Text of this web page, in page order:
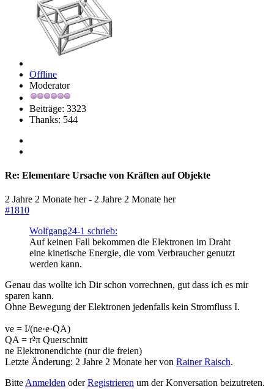
Offline
Moderator
Beiträge: 3323
Thanks: 544
Re: Elementare Ursache von Kräften auf Objekte
2 Jahre 2 Monate her- 2 Jahre 2 Monate her
#1810
Wolfgang24-1 schrieb:
Auf keinen Fall bekommen die Elektronen im Draht
eine kinetische Energie, die vom Verbraucher genutzt
werden kann.
Genau das wollte ich Dir schon vorrechnen, gut dass ich es mir
sparen kann.
Ohne Bewegung der Elektronen jedenfalls kein Stromfluss I.
ve = I/(ne·e·QA)
QA = r²π Querschnitt
ne Elektronendichte (nur die freien)
Letzte Änderung: 2 Jahre 2 Monate her von Rainer Raisch.
Bitte Anmelden oderRegistrieren um der Konversation beizutreten.